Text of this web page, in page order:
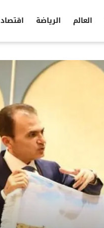
العالم الرياضة اقتصاد